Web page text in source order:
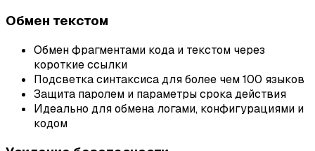
Обмен текстом
Обмен фрагментами кода и текстом через
короткие ссылки
Подсветка синтаксиса для более чем 100 языков
Защита паролем и параметры срока действия
Идеально для обмена логами, конфигурациями и
кодом